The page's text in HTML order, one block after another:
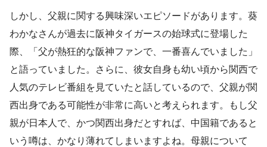
しかし、父親に関する興味深いエピソードがあります。葵
わかなさんが過去に阪神タイガースの始球式に登場した
際、「父が熱狂的な阪神ファンで、一番喜んでいました」
と語っていました。さらに、彼女自身も幼い頃から関西で
人気のテレビ番組を見ていたと話しているので、父親が関
西出身である可能性が非常に高いと考えられます。もし父
親が日本人で、かつ関西出身だとすれば、中国籍であると
いう噂は、かなり薄れてしまいますよね。母親について